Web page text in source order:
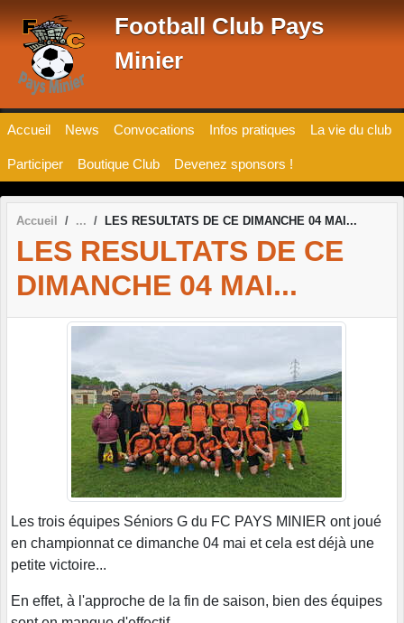
Football Club Pays
Minier
Accueil News Convocations Infos pratiques La vie du club
Participer Boutique Club Devenez sponsors !
Accueil LES RESULTATS DE CE DIMANCHE 04 MAI...
LES RESULTATS DE CE
DIMANCHE 04 MAI...
Les trois équipes Séniors G du FC PAYS MINIER ont joué
en championnat ce dimanche 04 mai et cela est déjà une
petite victoire...
En effet, à l'approche de la fin de saison, bien des équipes